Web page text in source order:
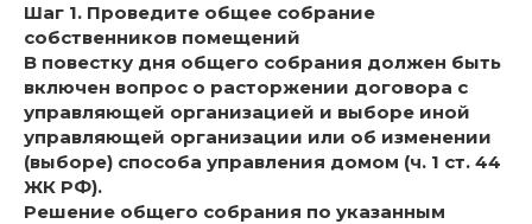
Шаг 1. Проведите общее собрание
собственников помещений
В повестку дня общего собрания должен быть
включен вопрос о расторжении договора с
управляющей организацией и выборе иной
управляющей организации или об изменении
(выборе) способа управления домом (ч. 1 ст. 44
ЖК РФ).
Решение общего собрания по указанным